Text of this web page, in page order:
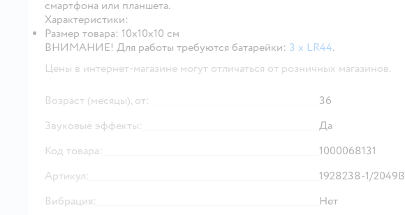
смартфона или планшета.
Характеристики:
Размер товара: 10х10х10 см
ВНИМАНИЕ! Для работы требуются батарейки: 3 x LR44.
Цены в интернет-магазине могут отличаться от розничных магазинов.
Возраст (месяцы), от:
36
Звуковые эффекты:
Да
Код товара:
1000068131
Артикул:
1928238-1/2049В
Вибрация:
Нет